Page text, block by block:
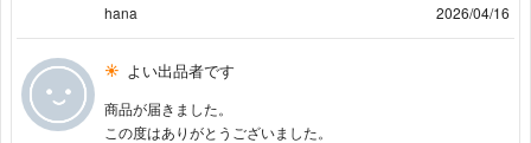
hana
2026/04/16
よい出品者です
商品が届きました。
この度はありがとうございました。